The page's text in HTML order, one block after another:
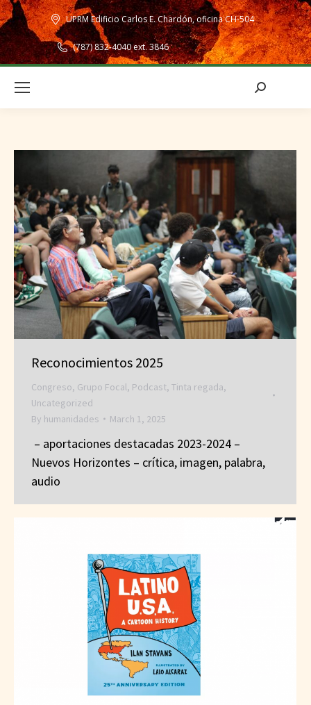
UPRM Edificio Carlos E. Chardón, oficina CH-504
(787) 832-4040 ext. 3846
Search:
Reconocimientos 2025
Congreso, Grupo Focal, Podcast, Tinta regada,
Uncategorized
By humanidades March 1, 2025
– aportaciones destacadas 2023-2024 –
Nuevos Horizontes – crítica, imagen, palabra,
audio